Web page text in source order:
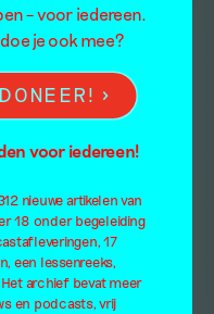
– voor iedereen.
je ook mee?
voor iedereen!
nieuwe artikelen van
18 onder begeleiding
17
een lessenreeks,
archief bevat meer
en podcasts, vrij